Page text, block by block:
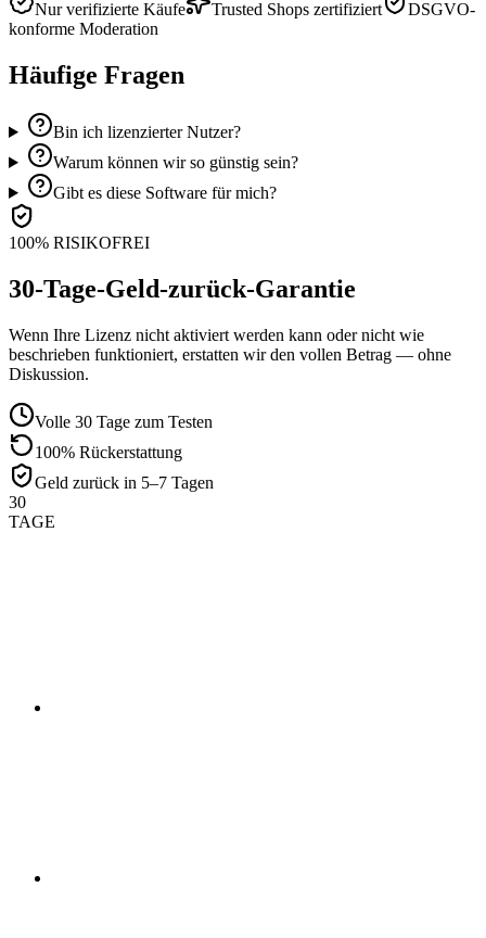
Nur verifizierte Käufe
Trusted Shops zertifiziert
DSGVO-
konforme Moderation
Häufige Fragen
Bin ich lizenzierter Nutzer?
Warum können wir so günstig sein?
Gibt es diese Software für mich?
100% RISIKOFREI
30-Tage-Geld-zurück-Garantie
Wenn Ihre Lizenz nicht aktiviert werden kann oder nicht wie
beschrieben funktioniert, erstatten wir den vollen Betrag — ohne
Diskussion.
Volle 30 Tage zum Testen
100% Rückerstattung
Geld zurück in 5–7 Tagen
30
TAGE